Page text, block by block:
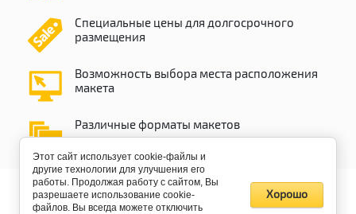
Специальные цены для долгосрочного
размещения
Возможность выбора места расположения
макета
Различные форматы макетов
Этот сайт использует cookie-файлы и
другие технологии для улучшения его
работы. Продолжая работу с сайтом, Вы
разрешаете использование cookie-
файлов. Вы всегда можете отключить
Хорошо